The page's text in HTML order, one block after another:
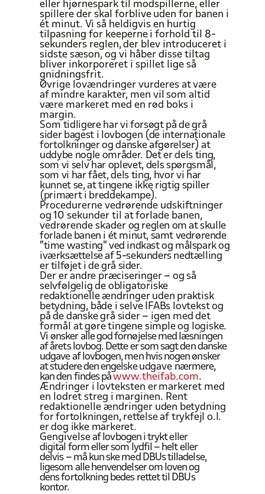
eller hjørnespark til modspillerne, eller
spillere der skal forblive uden for banen i
ét minut. Vi så heldigvis en hurtig
tilpasning for keeperne i forhold til 8-
sekunders reglen, der blev introduceret i
sidste sæson, og vi håber disse tiltag
bliver inkorporeret i spillet lige så
gnidningsfrit.
Øvrige lovændringer vurderes atvære
af mindre karakter, men vil som altid
være markeret med en rød boks i
margin.
Som tidligere har vi forsøgt på de grå
sider bagest i lovbogen (de internationale
fortolkninger og danske afgørelser) at
uddybe nogle områder. Det er dels ting,
som vi selv har oplevet, dels spørgsmål,
som vi har fået, dels ting, hvor vi har
kunnet se, at tingene ikke rigtig spiller
(primært i breddekampe).
Procedurerne vedrørende udskiftninger
og 10 sekunder til atforlade banen,
vedrørende skader og reglen om at skulle
forlade banen i ét minut, samt vedrørende
”time wasting” ved indkast og målspark og
iværksættelse af 5-sekunders nedtælling
er tilføjet i de grå sider.
Der er andre præciseringer – og så
selvfølgelig de obligatoriske
redaktionelle ændringer uden praktisk
betydning, både i selve IFABs lovtekst og
på de danske grå sider – igen med det
formål at gøre tingene simple og logiske.
Vi ønsker alle god fornøjelse med læsningen
af årets lovbog. Dette er som sagt den danske
udgave af lovbogen, men hvis nogen ønsker
at studere den engelskeudgave nærmere,
kan den findes påwww.theifab.com.
Ændringer i lovteksten ermarkeret med
en lodret streg i marginen. Rent
redaktionelle ændringer uden betydning
for fortolkningen, rettelse af trykfejl o.l.
er dog ikke markeret.
Gengivelseaf lovbogen i trykt eller
digital form eller som lydfil – helt eller
delvis – må kun ske med DBUs tilladelse,
ligesom alle henvendelser om loven og
dens fortolkning bedes rettet til DBUs
kontor.